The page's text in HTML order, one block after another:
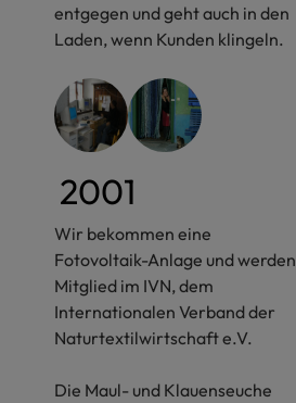
entgegen und geht auch in den
Laden, wenn Kunden klingeln.
2001
Wir bekommen eine
Fotovoltaik-Anlage und werden
Mitglied im IVN, dem
Internationalen Verband der
Naturtextilwirtschaft e.V.
Die Maul- und Klauenseuche